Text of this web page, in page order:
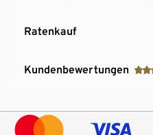
Ratenkauf
Kundenbewertungen